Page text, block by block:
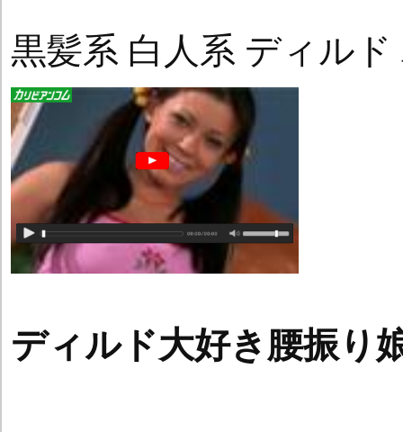
黒髪系 白人系 ディル
ディルド大好き腰振り